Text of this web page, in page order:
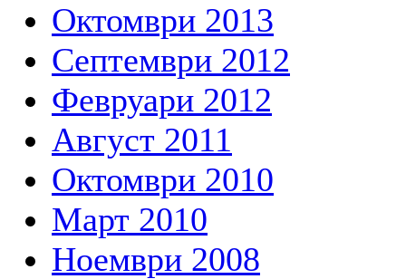
Октомври 2013
Септември 2012
Февруари 2012
Август 2011
Октомври 2010
Март 2010
Ноември 2008